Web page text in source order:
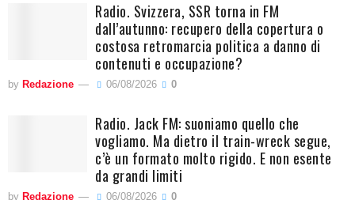
Radio. Svizzera, SSR torna in FM
dall’autunno: recupero della copertura o
costosa retromarcia politica a danno di
contenuti e occupazione?
by Redazione 06/08/2026 0
Radio. Jack FM: suoniamo quello che
vogliamo. Ma dietro il train-wreck segue,
c’è un formato molto rigido. E non esente
da grandi limiti
by Redazione 06/08/2026 0